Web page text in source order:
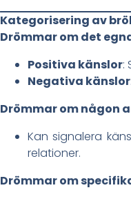
Kategorisering av
Drömmar om det
Positiva känslor:
Negativa känslor
Drömmar om någon
Kan signalera
relationer.
Drömmar om